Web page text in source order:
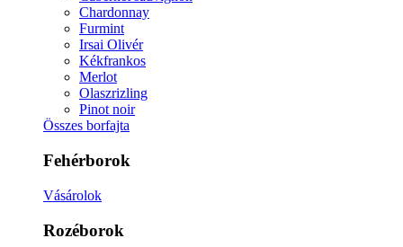
Chardonnay
Furmint
Irsai Olivér
Kékfrankos
Merlot
Olaszrizling
Pinot noir
Összes borfajta
Fehérborok
Vásárolok
Rozéborok